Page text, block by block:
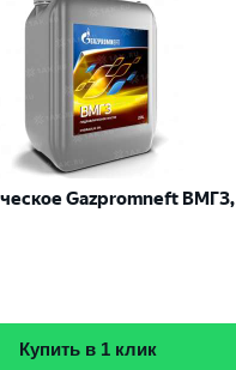
Gazpromneft ВМГЗ,
Купить в 1 клик